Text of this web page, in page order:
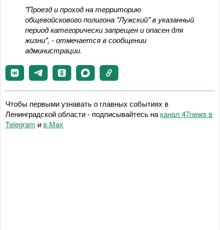
"Проезд и проход на территорию
общевойскового полигона "Лужский" в указанный
период категорически запрещен и опасен для
жизни", - отмечается в сообщении
администрации.
Чтобы первыми узнавать о главных событиях в
Ленинградской области - подписывайтесь на канал 47news в
Telegram и в Maх